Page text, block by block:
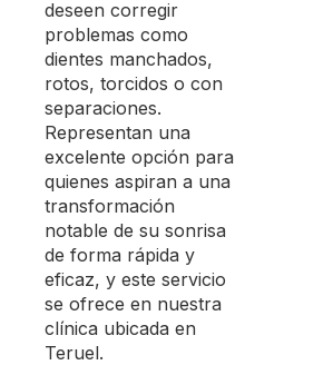
deseen corregir
problemas como
dientes manchados,
rotos, torcidos o con
separaciones.
Representan una
excelente opción para
quienes aspiran a una
transformación
notable de su sonrisa
de forma rápida y
eficaz, y este servicio
se ofrece en nuestra
clínica ubicada en
Teruel.